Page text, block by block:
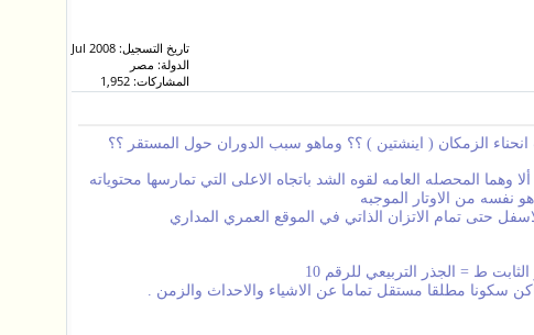
تاريخ التسجيل: Jul 2008
الدولة: مصر
المشاركات: 1,952
الزمكان ( اينشتين ) ؟؟ وماهو سبب الدوران حول المستقر ؟؟
المحصله العامه لقوه الشد باتجاه الاعلى التي تمارسها محتوياته
نفسه من الاوتار الموجبه
حتى تمام الاتزان الذاتي في الموقع العمري المداري
ط = الجذر التربيعي للرقم 10
سكونا مطلقا مستقل تماما عن الاشياء والاحداث والزمن .